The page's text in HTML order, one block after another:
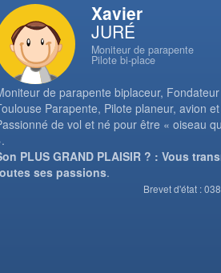
Xavier
JURÉ
Moniteur de parapente
Pilote bi-place
de parapente biplaceur,
Parapente, Pilote planeur, avion
de vol et né pour être « oiseau
PLUS GRAND PLAISIR ? : Vous
ses passions.
Brevet d'état :